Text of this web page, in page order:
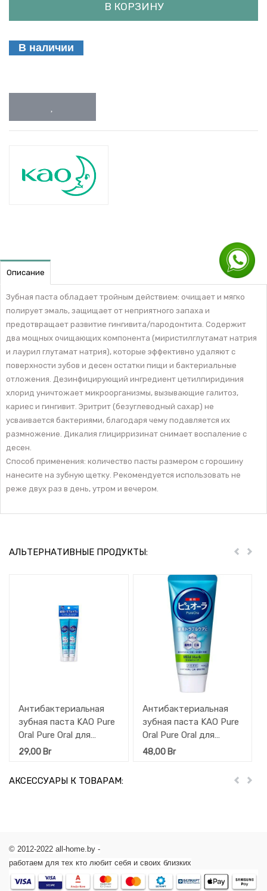
В КОРЗИНУ
В наличии
Описание
Зубная паста обладает тройным действием: очищает и мягко
полирует эмаль, защищает от неприятного запаха и
предотвращает развитие гингивита/пародонтита. Содержит
два мощных очищающих компонента (миристилглутамат натрия
и лаурил глутамат натрия), которые эффективно удаляют с
поверхности зубов и десен остатки пищи и бактериальные
отложения. Дезинфицирующий ингредиент цетилпиридиния
хлорид уничтожает микроорганизмы, вызывающие галитоз,
кариес и гингивит. Эритрит (безуглеводный сахар) не
усваивается бактериями, благодаря чему подавляется их
размножение. Дикалия глицирризинат снимает воспаление с
десен.
Способ применения: количество пасты размером с горошину
нанесите на зубную щетку. Рекомендуется использовать не
реже двух раз в день, утром и вечером.
АЛЬТЕРНАТИВНЫЕ ПРОДУКТЫ: Пред
Антибактериальная
зубная паста KAO Pure
Oral Pure Oral для
профилактики кариеса
туба 2 х 30 г
29,00 Br
Антибактериальная
зубная паста KAO Pure
Oral Pure Oral для
профилактики кариеса
48,00Br
АКСЕССУАРЫ К ТОВАРАМ: Пред
© 2012-2022 all-home.by -
работаем для тех кто любит себя и своих близких